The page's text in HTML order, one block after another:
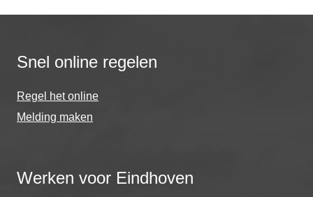
Snel online regelen
Regel het online
Melding maken
Werken voor Eindhoven